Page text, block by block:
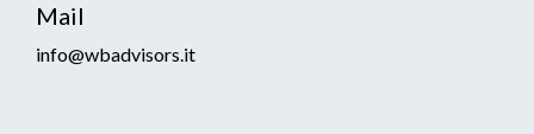
Mail
info@wbadvisors.it